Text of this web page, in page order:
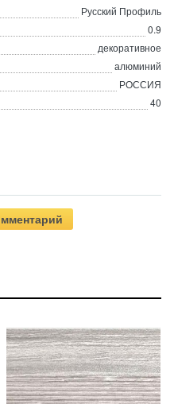
Русский Профиль
0.9
декоративное
алюминий
РОССИЯ
40